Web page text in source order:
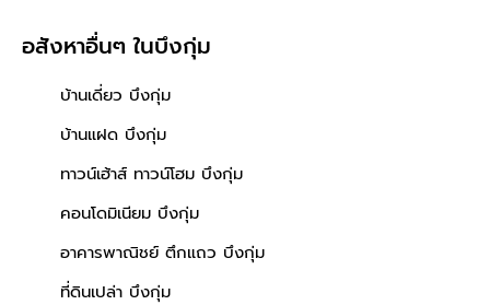
อสังหาอื่นๆในบึงกุ่ม
บ้านเดี่ยว บึงกุ่ม
บ้านแฝด บึงกุ่ม
ทาวน์เฮ้าส์ ทาวน์โฮม บึงกุ่ม
คอนโดมิเนียม บึงกุ่ม
อาคารพาณิชย์ ตึกแถว บึงกุ่ม
ที่ดินเปล่า บึงกุ่ม